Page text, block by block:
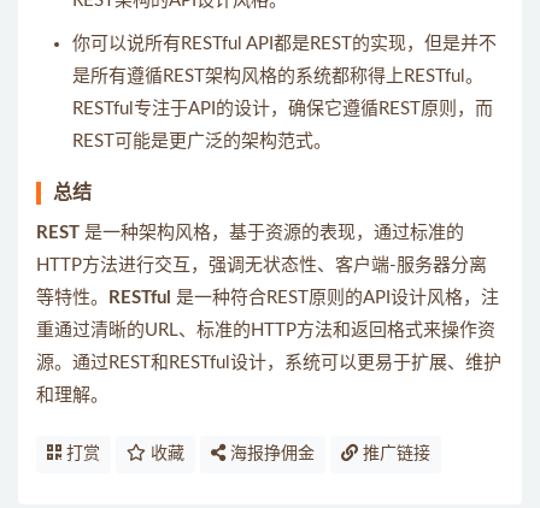
你可以说所有RESTful API都是REST的实现，但是并不
是所有遵循REST架构风格的系统都称得上RESTful。
RESTful专注于API的设计，确保它遵循REST原则，而
REST可能是更广泛的架构范式。
总结
REST 是一种架构风格，基于资源的表现，通过标准的
HTTP方法进行交互，强调无状态性、客户端-服务器分离
等特性。
RESTful 是一种符合REST原则的API设计风格，注
重通过清晰的URL、标准的HTTP方法和返回格式来操作资
源。通过REST和RESTful设计，系统可以更易于扩展、维护
和理解。
打赏 收藏 海报挣佣金 推广链接